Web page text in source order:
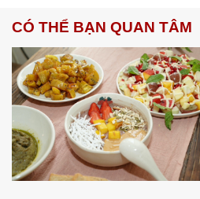
CÓ THỂ BẠN QUAN TÂM